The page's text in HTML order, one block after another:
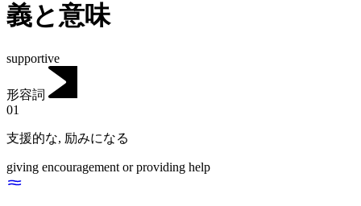
義と意味
supportive
形容詞
01
支援的な, 励みになる
giving encouragement or providing help